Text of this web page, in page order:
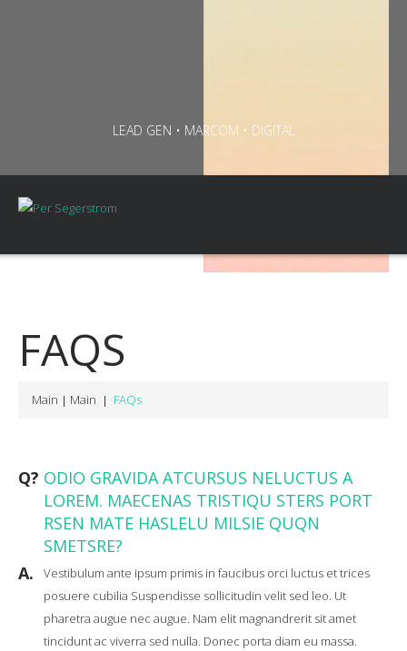
LEAD GEN • MARCOM • DIGITAL
FAQS
Main Main FAQs
Q? ODIO GRAVIDA ATCURSUS NELUCTUS A
LOREM. MAECENAS TRISTIQU STERS PORT
RSEN MATE HASLELU MILSIE QUQN
SMETSRE?
A.
Vestibulum ante ipsum primis in faucibus orci luctus et trices
posuere cubilia Suspendisse sollicitudin velit sed leo. Ut
pharetra augue nec augue. Nam elit magnandrerit sit amet
tincidunt ac viverra sed nulla. Donec porta diam eu massa.